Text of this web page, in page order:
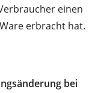
einen
erbracht hat.
bei